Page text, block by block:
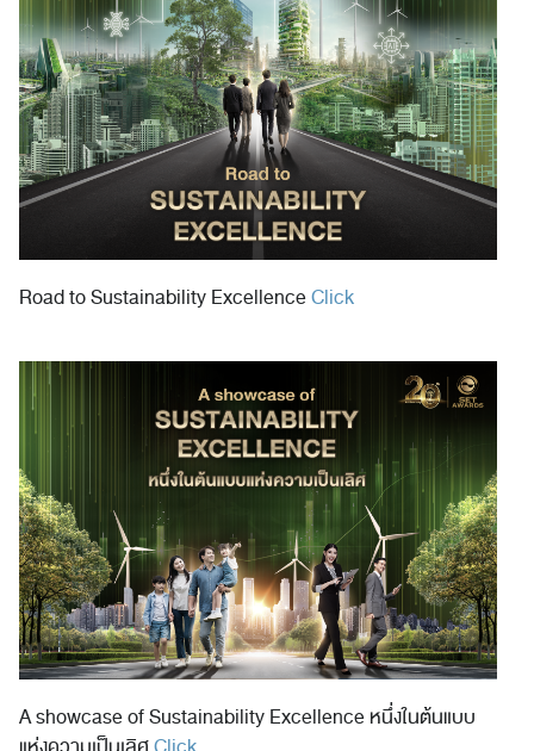
Road to Sustainability ExcellenceClick
A showcase of Sustainability Excellence หนึ่งในต้นแบบ